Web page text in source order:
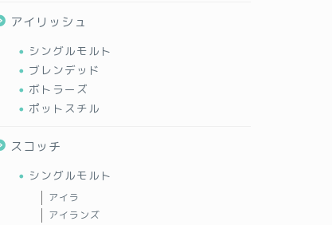
アイリッシュ
シングルモルト
ブレンデッド
ボトラーズ
ポットスチル
スコッチ
シングルモルト
アイラ
アイランズ